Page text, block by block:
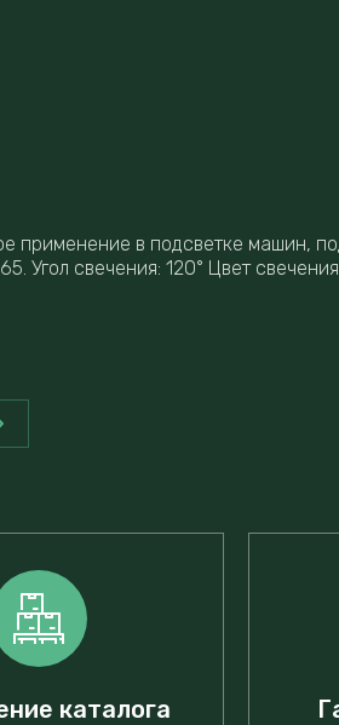
применение в подсветке машин,
Угол свечения: 120° Цвет
каталога